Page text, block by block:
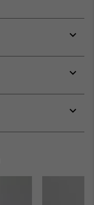
or
or
or